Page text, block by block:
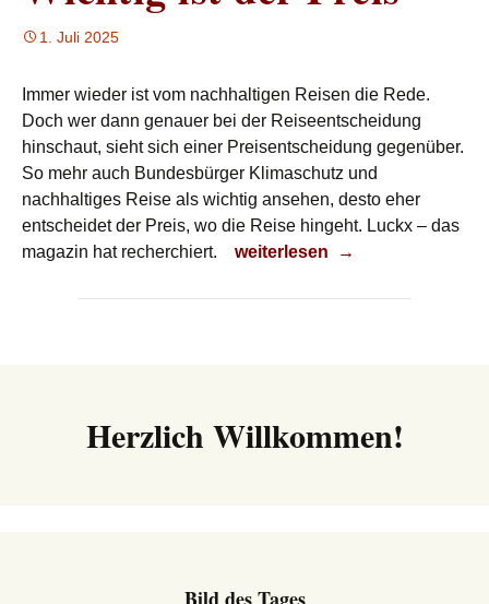
1. Juli 2025
Immer wieder ist vom nachhaltigen Reisen die Rede.
Doch wer dann genauer bei der Reiseentscheidung
hinschaut, sieht sich einer Preisentscheidung gegenüber.
So mehr auch Bundesbürger Klimaschutz und
nachhaltiges Reise als wichtig ansehen, desto eher
entscheidet der Preis, wo die Reise hingeht. Luckx – das
magazin hat recherchiert.
Wichtig ist der Preis
weiterlesen →
Herzlich Willkommen!